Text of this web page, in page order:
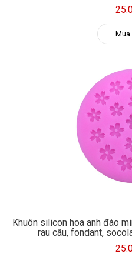
Mua
Khuôn silicon hoa anh đào
rau câu, fondant,